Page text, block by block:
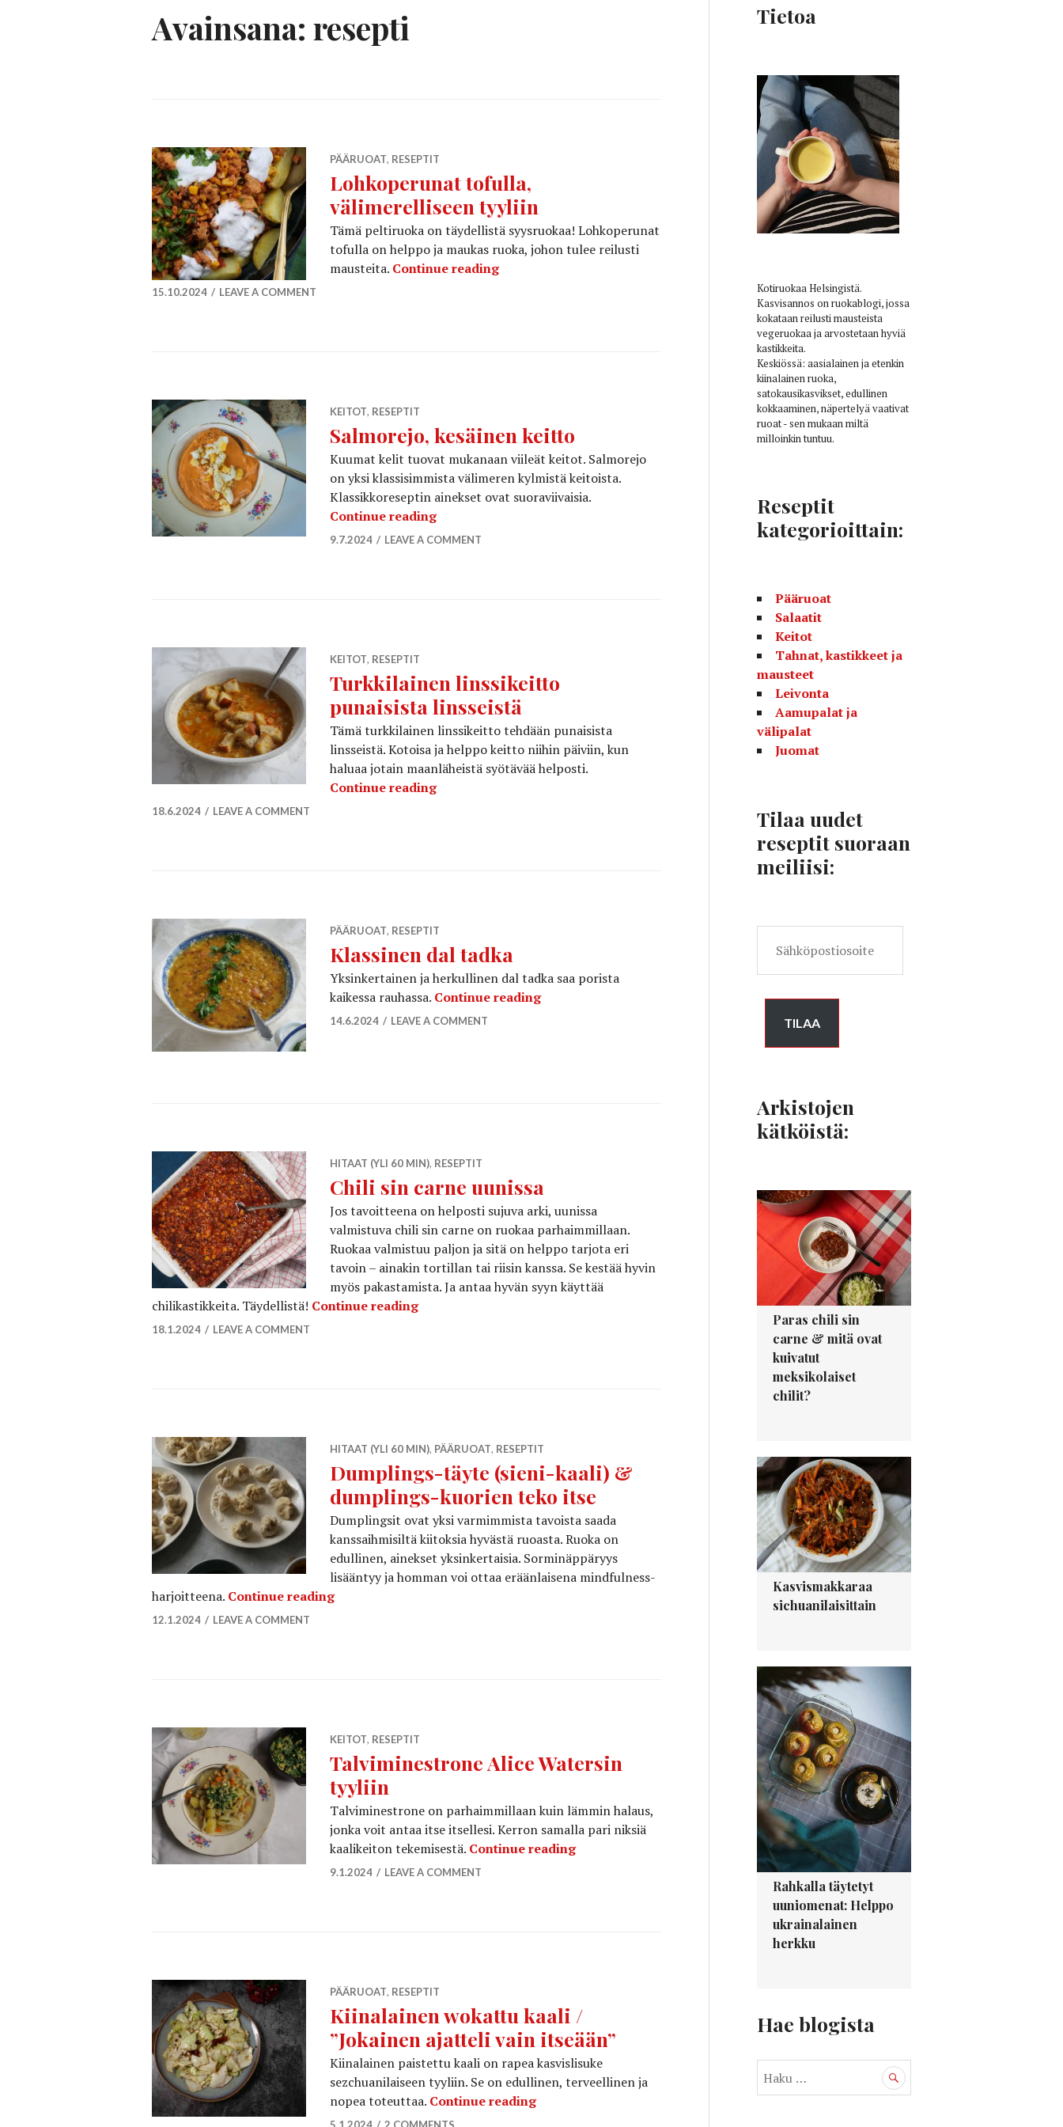
Avainsana: resepti
PÄÄRUOAT, RESEPTIT
Lohkoperunat tofulla,
välimerelliseen tyyliin
Tämä peltiruoka on täydellistä syysruokaa! Lohkoperunat
tofulla on helppo ja maukas ruoka, johon tulee reilusti
mausteita. Continue readingLohkoperunat tofulla, välimerelliseen tyyliin
15.10.2024 LEAVE A COMMENT
KEITOT, RESEPTIT
Salmorejo, kesäinen keitto
Kuumat kelit tuovat mukanaan viileät keitot. Salmorejo
on yksi klassisimmista välimeren kylmistä keitoista.
Klassikkoreseptin ainekset ovat suoraviivaisia.
Continue readingSalmorejo, kesäinen keitto
9.7.2024 LEAVE A COMMENT
KEITOT, RESEPTIT
Turkkilainen linssikeitto
punaisista linsseistä
Tämä turkkilainen linssikeitto tehdään punaisista
linsseistä. Kotoisa ja helppo keitto niihin päiviin, kun
haluaa jotain maanläheistä syötävää helposti.
Continue readingTurkkilainen linssikeitto punaisista linsseistä
18.6.2024 LEAVE A COMMENT
PÄÄRUOAT, RESEPTIT
Klassinen dal tadka
Yksinkertainen ja herkullinen dal tadka saa porista
kaikessa rauhassa. Continue readingKlassinen dal tadka
14.6.2024 LEAVE A COMMENT
HITAAT (YLI 60 MIN), RESEPTIT
Chili sin carne uunissa
Jos tavoitteena on helposti sujuva arki, uunissa
valmistuva chili sin carne on ruokaa parhaimmillaan.
Ruokaa valmistuu paljon ja sitä on helppo tarjota eri
tavoin – ainakin tortillan tai riisin kanssa. Se kestää hyvin
myös pakastamista. Ja antaa hyvän syyn käyttää
chilikastikkeita. Täydellistä! Continue readingChili sin carne uunissa
18.1.2024 LEAVE A COMMENT
HITAAT (YLI 60 MIN), PÄÄRUOAT, RESEPTIT
Dumplings-täyte (sieni-kaali) &
dumplings-kuorien teko itse
Dumplingsit ovat yksi varmimmista tavoista saada
kanssaihmisiltä kiitoksia hyvästä ruoasta. Ruoka on
edullinen, ainekset yksinkertaisia. Sorminäppäryys
lisääntyy ja homman voi ottaa eräänlaisena mindfulness-
harjoitteena. Continue readingDumplings-täyte (sieni-kaali) & dumplings-kuorien teko itse
12.1.2024 LEAVE A COMMENT
KEITOT, RESEPTIT
Talviminestrone Alice Watersin
tyyliin
Talviminestrone on parhaimmillaan kuin lämmin halaus,
jonka voit antaa itse itsellesi. Kerron samalla pari niksiä
kaalikeiton tekemisestä. Continue readingTalviminestrone Alice Watersin tyyliin
9.1.2024 LEAVE A COMMENT
PÄÄRUOAT, RESEPTIT
Kiinalainen wokattu kaali /
”Jokainen ajatteli vain itseään”
Kiinalainen paistettu kaali on rapea kasvislisuke
sezchuanilaiseen tyyliin. Se on edullinen, terveellinen ja
nopea toteuttaa. Continue readingKiinalainen wokattu kaali / ”Jokainen ajatteli vain itseään”
5.1.2024 2 COMMENTS
Tietoa
Kotiruokaa Helsingistä.
Kasvisannos on ruokablogi, jossa
kokataan reilusti mausteista
vegeruokaa ja arvostetaan hyviä
kastikkeita.
Keskiössä: aasialainen ja etenkin
kiinalainen ruoka,
satokausikasvikset, edullinen
kokkaaminen, näpertelyä vaativat
ruoat - sen mukaan miltä
milloinkin tuntuu.
Reseptit
kategorioittain:
Pääruoat
Salaatit
Keitot
Tahnat, kastikkeet ja
mausteet
Leivonta
Aamupalat ja
välipalat
Juomat
Tilaa uudet
reseptit suoraan
meiliisi:
h
o
s
t
TILAA
Arkistojen
kätköistä:
Paras chili sin
carne & mitä ovat
kuivatut
meksikolaiset
chilit?
Kasvismakkaraa
sichuanilaisittain
Rahkalla täytetyt
uuniomenat: Helppo
ukrainalainen
herkku
Hae blogista